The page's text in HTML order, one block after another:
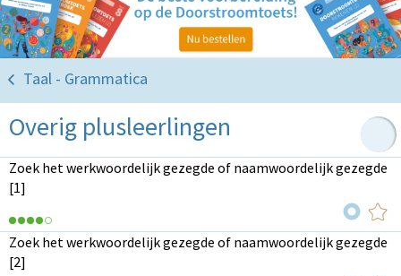
Taal - Grammatica
Overig plusleerlingen
Zoek het werkwoordelijk gezegde of naamwoordelijk gezegde
[1]
Zoek het werkwoordelijk gezegde of naamwoordelijk gezegde
[2]